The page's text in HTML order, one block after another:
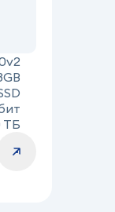
ТБ